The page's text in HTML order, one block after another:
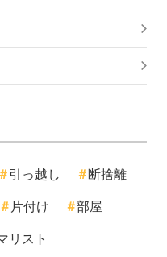
引っ越し
断捨離
片付け
部屋
リスト